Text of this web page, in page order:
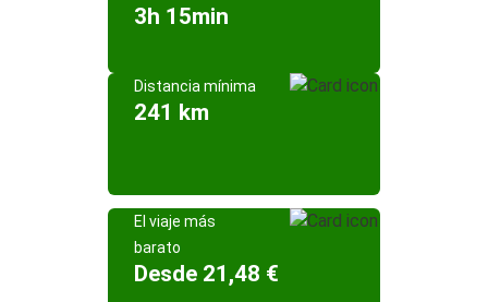
3h 15min
Distancia mínima
241 km
El viaje más
barato
Desde 21,48 €